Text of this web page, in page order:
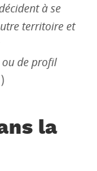
à se
territoire et
ou de profil
la